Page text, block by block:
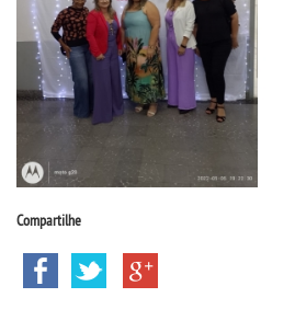
CURSOS
BACHARELADOS
LICENCIATURAS
TECNOLÓGICOS
VESTIBULAR
Compartilhe